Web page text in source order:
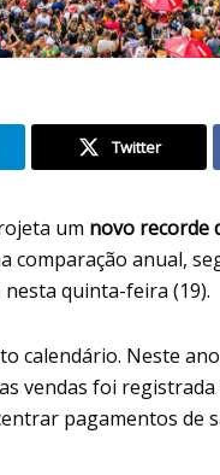
Twitter
um novo recorde
comparação anual,
nesta quinta-feira (19).
calendário. Neste
vendas foi
pagamentos de